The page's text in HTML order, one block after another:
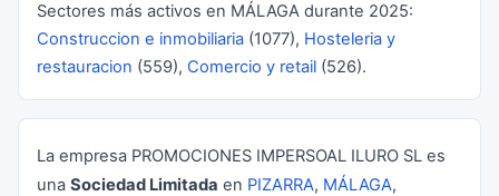
Sectores más activos en MÁLAGA durante 2025:
Construccion e inmobiliaria (1077), Hosteleria y
restauracion (559), Comercio y retail (526).
La empresa PROMOCIONES IMPERSOAL ILURO SL es
una Sociedad Limitada en PIZARRA, MÁLAGA,